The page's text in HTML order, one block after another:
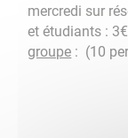
mercredi sur
et étudiants :
groupe : (10